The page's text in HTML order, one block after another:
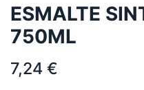
ESMALTE
750ML
7,24 €